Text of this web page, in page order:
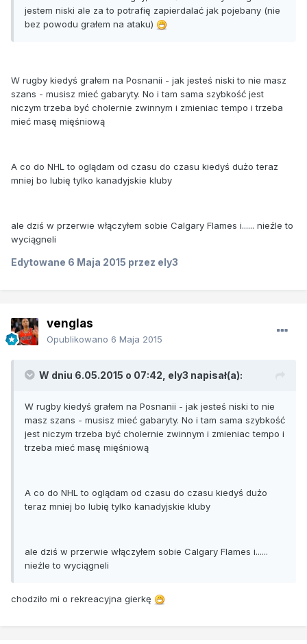
jestem niski ale za to potrafię zapierdalać jak pojebany (nie
bez powodu grałem na ataku)
W rugby kiedyś grałem na Posnanii - jak jesteś niski to nie masz
szans - musisz mieć gabaryty. No i tam sama szybkość jest
niczym trzeba być cholernie zwinnym i zmieniac tempo i trzeba
mieć masę mięśniową
A co do NHL to oglądam od czasu do czasu kiedyś dużo teraz
mniej bo lubię tylko kanadyjskie kluby
ale dziś w przerwie włączyłem sobie Calgary Flames i...... nieźle to
wyciągneli
Edytowane 6 Maja 2015 przez ely3
venglas
Opublikowano 6 Maja 2015
W dniu 6.05.2015 o 07:42, ely3 napisał(a):
W rugby kiedyś grałem na Posnanii - jak jesteś niski to nie
masz szans - musisz mieć gabaryty. No i tam sama szybkość
jest niczym trzeba być cholernie zwinnym i zmieniac tempo i
trzeba mieć masę mięśniową
A co do NHL to oglądam od czasu do czasu kiedyś dużo
teraz mniej bo lubię tylko kanadyjskie kluby
ale dziś w przerwie włączyłem sobie Calgary Flames i......
nieźle to wyciągneli
chodziło mi o rekreacyjna gierkę